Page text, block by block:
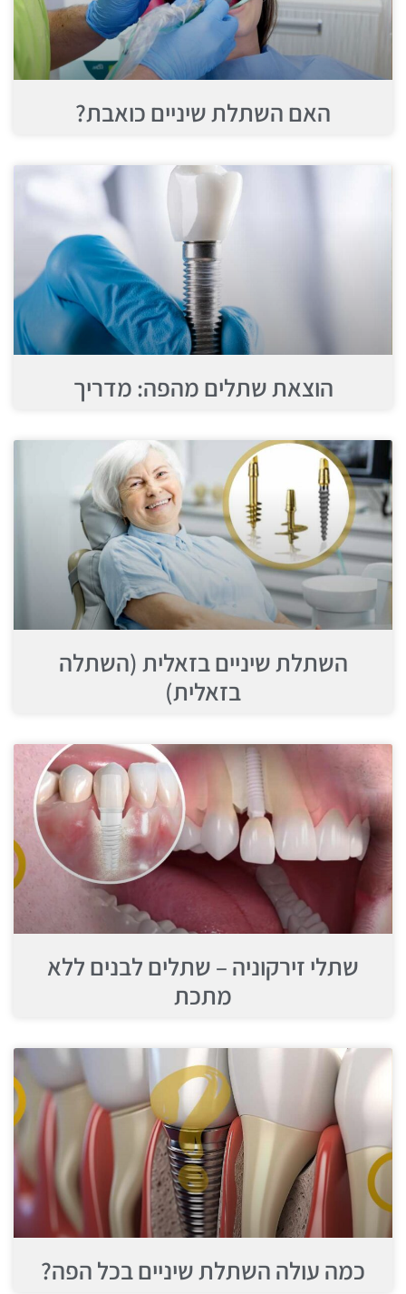
האם השתלת שיניים כואבת?
הוצאת שתלים מהפה: מדריך
השתלת שיניים בזאלית (השתלה
בזאלית)
שתלי זירקוניה – שתלים לבנים ללא
מתכת
כמה עולה השתלת שיניים בכל הפה?